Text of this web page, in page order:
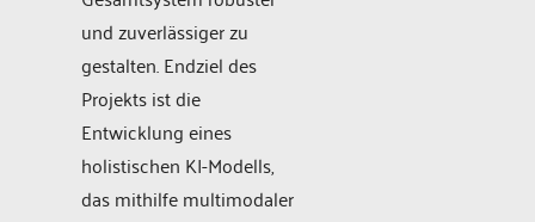
und zuverlässiger zu
gestalten. Endziel des
Projekts ist die
Entwicklung eines
holistischen KI-Modells,
das mithilfe multimodaler